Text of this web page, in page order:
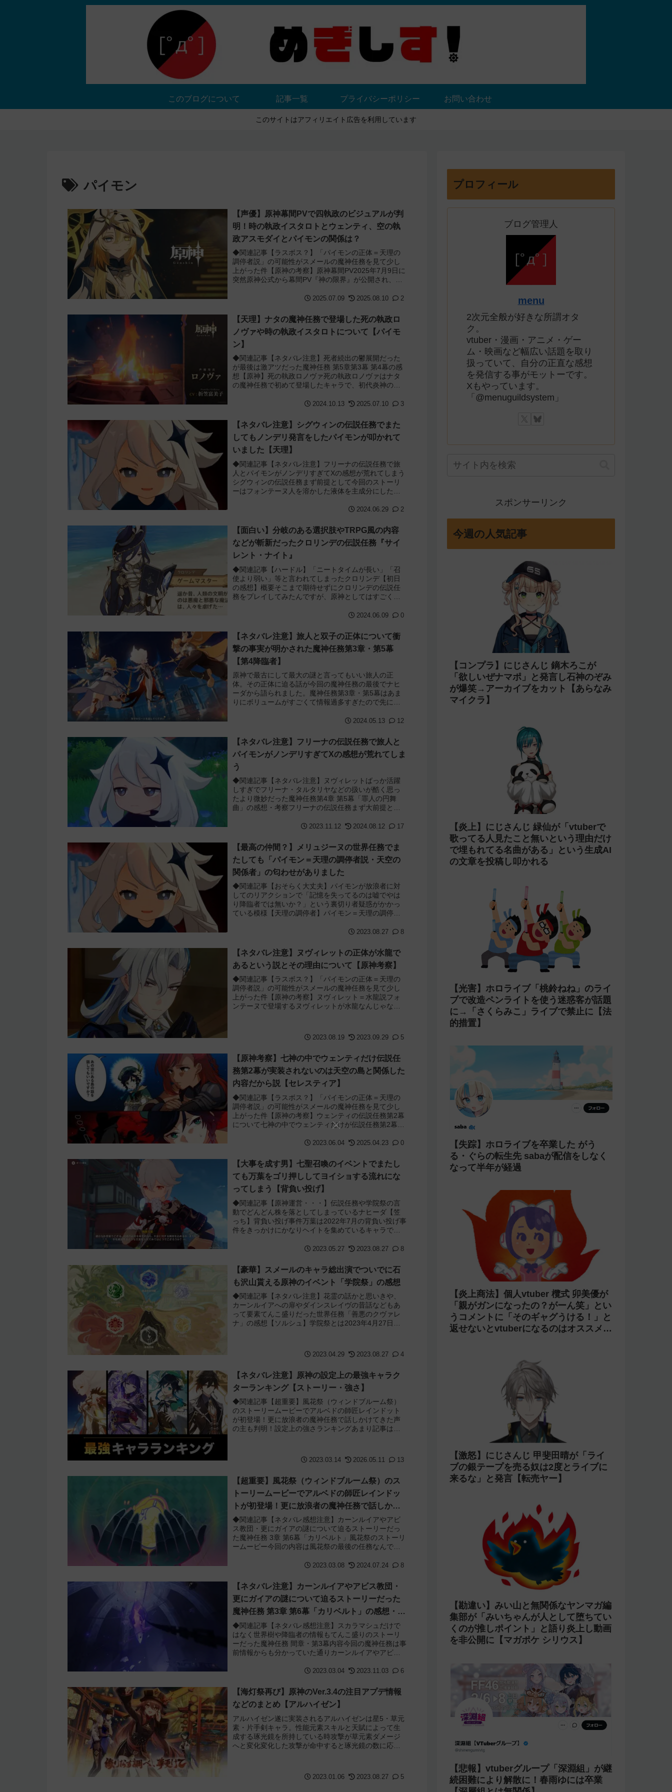
このブログについて 記事一覧 プライバシーポリシー お問い合わせ
このサイトはアフィリエイト広告を利用しています
パイモン
【声優】原神幕間PVで四執政のビジュアルが判
明！時の執政イスタロトとウェンティ、空の執
政アスモダイとパイモンの関係は？
◆関連記事【ラスボス？】「パイモンの正体＝天理の
調停者説」の可能性がスメールの魔神任務を見て少し
上がった件【原神の考察】原神幕間PV2025年7月9日に
突然原神公式から幕間PV『神の限界』が公開され、そ
2025.07.09 2025.08.10 2
【天理】ナタの魔神任務で登場した死の執政ロ
ノヴァや時の執政イスタロトについて【パイモ
ン】
◆関連記事【ネタバレ注意】死者続出の鬱展開だった
が最後は激アツだった魔神任務 第5章第3幕 第4幕の感
想【原神】死の執政ロノヴァ死の執政ロノヴァはナタ
の魔神任務で初めて登場したキャラで、初代炎神のシ
2024.10.13 2025.07.10 3
【ネタバレ注意】シグウィンの伝説任務でまた
してもノンデリ発言をしたパイモンが叩かれて
いました【天理】
◆関連記事【ネタバレ注意】フリーナの伝説任務で旅
人とパイモンがノンデリすぎてXの感想が荒れてしまう
シグウィンの伝説任務まず前提として今回のストーリ
ーはフォンテーヌ人を溶かした液体を主成分にした薬
2024.06.29 2
【面白い】分岐のある選択肢やTRPG風の内容
などが斬新だったクロリンデの伝説任務『サイ
レント・ナイト』
◆関連記事【ハードル】「ニートタイムが長い」「召
使より弱い」等と言われてしまったクロリンデ【初日
の感想】概要そこまで期待せずにクロリンデの伝説任
務をプレイしてみたんですが、原神としてはすごく斬
2024.06.09 0
【ネタバレ注意】旅人と双子の正体について衝
撃の事実が明かされた魔神任務第3章・第5幕
【第4降臨者】
原神で最古にして最大の謎と言ってもいい旅人の正
体。その正体に迫る話が今回の魔神任務の最後でナヒ
ーダから語られました。魔神任務第3章・第5幕はあま
りにボリュームがすごくて情報過多すぎたので先にこ
2024.05.13 12
【ネタバレ注意】フリーナの伝説任務で旅人と
パイモンがノンデリすぎてXの感想が荒れてしま
う
◆関連記事【ネタバレ注意】ヌヴィレットばっか活躍
しすぎでフリーナ・タルタリヤなどの扱いが酷く思っ
たより微妙だった魔神任務第4章 第5幕「罪人の円舞
曲」の感想・考察フリーナの伝説任務まず大前提とし
2023.11.12 2024.08.12 17
【最高の仲間？】メリュジーヌの世界任務でま
たしても「パイモン＝天理の調停者説・天空の
関係者」の匂わせがありました
◆関連記事【おそらく大丈夫】パイモンが放浪者に対
してのリアクションで「記憶を失ってるのは嘘でやは
り降臨者では無いか？」という裏切り者疑惑がかかっ
ている模様【天理の調停者】パイモン＝天理の調停者
2023.08.27 8
【ネタバレ注意】ヌヴィレットの正体が水龍で
あるという説とその理由について【原神考察】
◆関連記事【ラスボス？】「パイモンの正体＝天理の
調停者説」の可能性がスメールの魔神任務を見て少し
上がった件【原神の考察】ヌヴィレット＝水龍説フォ
ンテーヌで登場するヌヴィレットが水龍なんじゃない
2023.08.19 2023.09.29 5
【原神考察】七神の中でウェンティだけ伝説任
務第2幕が実装されないのは天空の島と関係した
内容だから説【セレスティア】
◆関連記事【ラスボス？】「パイモンの正体＝天理の
調停者説」の可能性がスメールの魔神任務を見て少し
上がった件【原神の考察】ウェンティの伝説任務第2幕
について七神の中でウェンティだけが伝説任務第2幕未
2023.06.04 2025.04.23 0
【大事を成す男】七聖召喚のイベントでまたし
ても万葉をゴリ押ししてヨイショする流れにな
ってしまう【背負い投げ】
◆関連記事【原神運営・・・】伝説任務や学院祭の言
動でどんどん株を落としてしまっているナヒーダ【笠
っち】背負い投げ事件万葉は2022年7月の背負い投げ事
件をきっかけにかなりヘイトを集めているキャラで
2023.05.27 2023.08.27 8
【豪華】スメールのキャラ総出演でついでに石
も沢山貰える原神のイベント「学院祭」の感想
◆関連記事【ネタバレ注意】花霊の話かと思いきや、
カーンルイアへの扉やダインスレイヴの昔話などもあ
って要素てんこ盛りだった世界任務「善悪のクヴァレ
ナ」の感想【ソルシュ】学院祭とは2023年4月27日か
2023.04.29 2023.08.27 4
【ネタバレ注意】原神の設定上の最強キャラク
ターランキング【ストーリー・強さ】
◆関連記事【超重要】風花祭（ウィンドブルーム祭）
のストーリームービーでアルベドの師匠レインドット
が初登場！更に放浪者の魔神任務で話しかけてきた声
の主も判明！設定上の強さランキングあまり記事は無
2023.03.14 2026.05.11 13
【超重要】風花祭（ウィンドブルーム祭）のス
トーリームービーでアルベドの師匠レインドッ
トが初登場！更に放浪者の魔神任務で話しかけ
てきた声の主も判明！
◆関連記事【ネタバレ感想注意】カーンルイアやアビ
ス教団・更にガイアの謎について迫るストーリーだっ
た魔神任務 3章 第6幕「カリベルト」風花祭のストーリ
ームービー今回の内容は風花祭の最後の任務なんです
2023.03.08 2024.07.24 8
【ネタバレ注意】カーンルイアやアビス教団・
更にガイアの謎について迫るストーリーだった
魔神任務 第3章 第6幕「カリベルト」の感想・考
察
◆関連記事【ネタバレ感想注意】スカラマシュだけで
はなく世界樹や降臨者の情報もてんこ盛りのストーリ
ーだった魔神任務 間章・第3幕内容今回の魔神任務は事
前情報からも分かっていた通りカーンルイアやアビス
2023.03.04 2023.11.03 6
【海灯祭再び】原神のVer.3.4の注目アプデ情報
などのまとめ【アルハイゼン】
アルハイゼン遂に実装されるアルハイゼンは星5・草元
素・片手剣キャラ。性能元素スキルと天賦によって生
成する琢光鏡を所持している時攻撃が草元素ダメージ
へと変化変化した攻撃が命中すると琢光鏡の数に応じ
2023.01.06 2023.08.27 5
プロフィール
ブログ管理人
menu
2次元全般が好きな所謂オタ
ク。
vtuber・漫画・アニメ・ゲー
ム・映画など幅広い話題を取り
扱っていて、自分の正直な感想
を発信する事がモットーです。
Xもやっています。
「@menuguildsystem」
スポンサーリンク
今週の人気記事
【コンプラ】にじさんじ 鏑木ろこが
「欲しいぜナマポ」と発言し石神のぞみ
が爆笑→アーカイブをカット【あらなみ
マイクラ】
【炎上】にじさんじ 緑仙が「vtuberで
歌ってる人見たこと無いという理由だけ
で埋もれてる名曲がある」という生成AI
の文章を投稿し叩かれる
【光害】ホロライブ「桃鈴ねね」のライ
ブで改造ペンライトを使う迷惑客が話題
に→「さくらみこ」ライブで禁止に【法
的措置】
【失踪】ホロライブを卒業した がう
る・ぐらの転生先 sabaが配信をしなく
なって半年が経過
【炎上商法】個人vtuber 欖式 卯美優が
「親がガンになったの？がーん笑」とい
うコメントに「そのギャグうける！」と
返せないとvtuberになるのはオススメし
【激怒】にじさんじ 甲斐田晴が「ライ
ブの銀テープを売る奴は2度とライブに
来るな」と発言【転売ヤー】
【勘違い】みい山と無関係なヤンマガ編
集部が「みいちゃんが人として堕ちてい
くのが推しポイント」と語り炎上し動画
を非公開に【マガポケ シリウス】
【悲報】vtuberグループ「深淵組」が継
続困難により解散に！春雨ゆには卒業